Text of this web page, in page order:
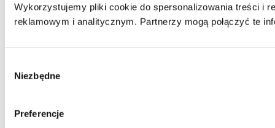
Wykorzystujemy pliki cookie do spersonalizowania treści i
reklamowym i analitycznym. Partnerzy mogą połączyć te
zgody
Niezbędne
Preferencje